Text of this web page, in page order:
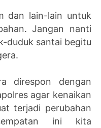
dan lain-lain untuk
Jangan nanti
duduk santai begitu
direspon dengan
agar kenaikan
terjadi perubahan
ini kita